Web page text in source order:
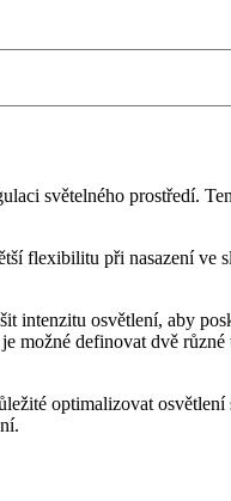
světelného prostředí.
flexibilitu při nasazení ve
osvětlení, aby
možné definovat dvě
optimalizovat